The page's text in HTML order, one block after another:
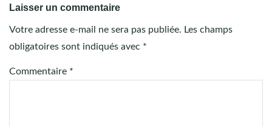
Laisser un commentaire
Votre adresse e-mail ne sera pas publiée. Les champs
obligatoires sont indiqués avec *
Commentaire *